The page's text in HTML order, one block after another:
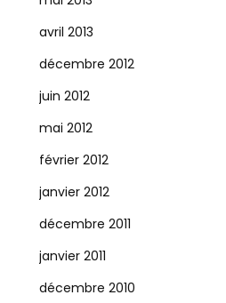
avril 2013
décembre 2012
juin 2012
mai 2012
février 2012
janvier 2012
décembre 2011
janvier 2011
décembre 2010